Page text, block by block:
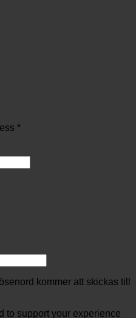
*Obligatoriskt
kommer att skickas till
to support your experience